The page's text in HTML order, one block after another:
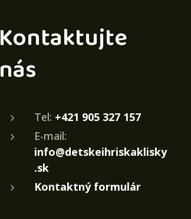
Kontaktujte
nás
Tel: +421 905 327 157
E-mail:
info@detskeihriskaklisky
.sk
Kontaktný formulár